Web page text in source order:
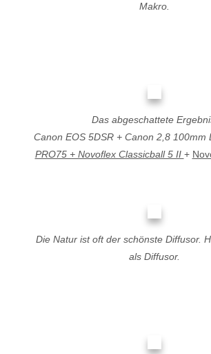
Makro.
Das abgeschattete
Canon EOS 5DSR + Canon 2,8 100mm
PRO75 + Novoflex Classicball 5 II +
Die Natur ist oft der schönste Diffusor.
als Diffusor.